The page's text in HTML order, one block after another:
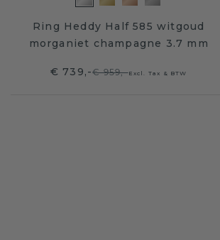
Ring Heddy Half 585 witgoud
morganiet champagne 3.7 mm
€ 739,-€ 959,-Excl. Tax & BTW